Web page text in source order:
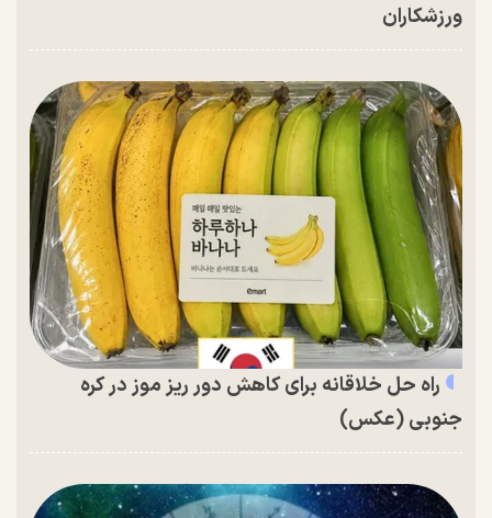
ورزشکاران
راه حل خلاقانه برای کاهش دور ریز موز در کره
جنوبی (عکس)